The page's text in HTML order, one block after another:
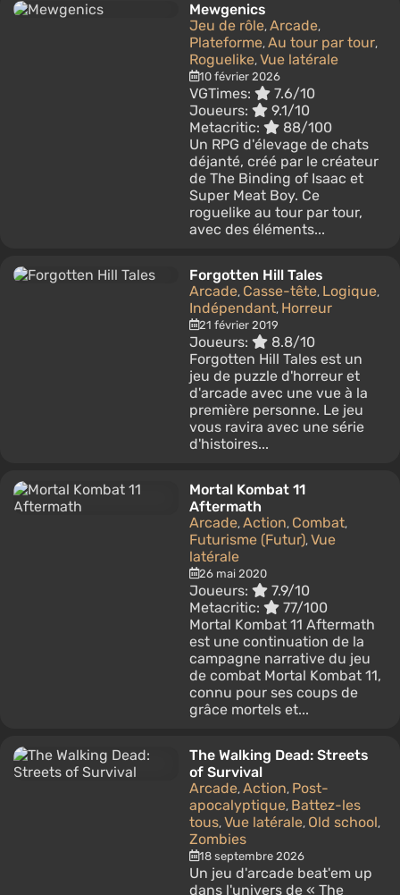
Mewgenics
Jeu de rôle, Arcade,
Plateforme, Au tour par tour,
Roguelike, Vue latérale
10 février 2026
VGTimes:
7.6/10
Joueurs:
9.1/10
Metacritic:
88/100
Un RPG d'élevage de chats
déjanté, créé par le créateur
de The Binding of Isaac et
Super Meat Boy. Ce
roguelike au tour par tour,
avec des éléments...
Forgotten Hill Tales
Arcade, Casse-tête, Logique,
Indépendant, Horreur
21 février 2019
Joueurs:
8.8/10
Forgotten Hill Tales est un
jeu de puzzle d'horreur et
d'arcade avec une vue à la
première personne. Le jeu
vous ravira avec une série
d'histoires...
Mortal Kombat 11
Aftermath
Arcade, Action, Combat,
Futurisme (Futur), Vue
latérale
26 mai 2020
Joueurs:
7.9/10
Metacritic:
77/100
Mortal Kombat 11 Aftermath
est une continuation de la
campagne narrative du jeu
de combat Mortal Kombat 11,
connu pour ses coups de
grâce mortels et...
The Walking Dead: Streets
of Survival
Arcade, Action, Post-
apocalyptique, Battez-les
tous, Vue latérale, Old school,
Zombies
18 septembre 2026
Un jeu d'arcade beat'em up
dans l'univers de « The